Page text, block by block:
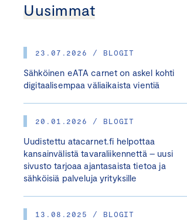
Uusimmat
23.07.2026 / BLOGIT
Sähköinen eATA carnet on askel kohti
digitaalisempaa väliaikaista vientiä
20.01.2026 / BLOGIT
Uudistettu atacarnet.fi helpottaa
kansainvälistä tavaraliikennettä – uusi
sivusto tarjoaa ajantasaista tietoa ja
sähköisiä palveluja yrityksille
13.08.2025 / BLOGIT